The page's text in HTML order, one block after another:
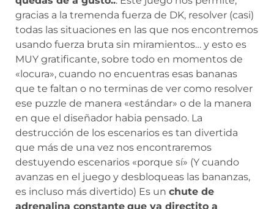
gracias a la tremenda fuerza de DK, resolver (casi)
todas las situaciones en las que nos encontremos
usando fuerza bruta sin miramientos… y esto es
MUY gratificante, sobre todo en momentos de
«locura», cuando no encuentras esas bananas
que te faltan o no terminas de ver como resolver
ese puzzle de manera «estándar» o de la manera
en que el diseñador habia pensado. La
destrucción de los escenarios es tan divertida
que más de una vez nos encontraremos
destuyendo escenarios «porque sí» (Y cuando
avanzas en el juego y desbloqueas las bananzas,
es incluso más divertido) Es un chute de
adrenalina constante que va directito a